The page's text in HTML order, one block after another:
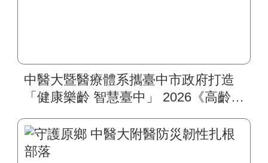
中醫大暨醫療體系攜臺中市政府打造
「健康樂齡 智慧臺中」 2026《高齡健
一站式疾病全人照護